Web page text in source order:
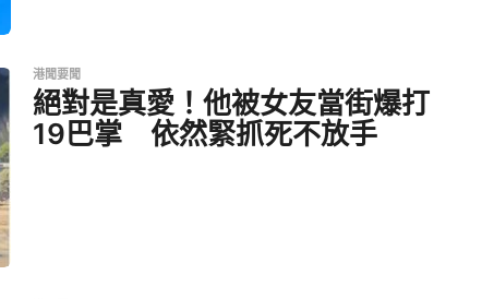
港聞要聞
絕對是真愛！他被女友當街爆打
19巴掌 依然緊抓死不放手